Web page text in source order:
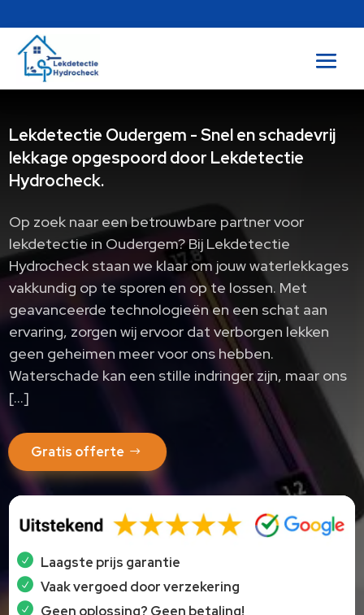
Lekdetectie Oudergem - Snel en schadevrij
lekkage opgespoord door Lekdetectie
Hydrocheck.
Op zoek naar een betrouwbare partner voor
lekdetectie in Oudergem? Bij Lekdetectie
Hydrocheck staan we klaar om jouw waterlekkages
vakkundig op te sporen en op te lossen. Met
geavanceerde technologieën en een schat aan
ervaring, zorgen wij ervoor dat verborgen lekken
geen geheimen meer voor ons hebben.
Waterschade kan een stille indringer zijn, maar ons
[…]
Gratis offerte
Laagste prijs garantie
Vaak vergoed door verzekering